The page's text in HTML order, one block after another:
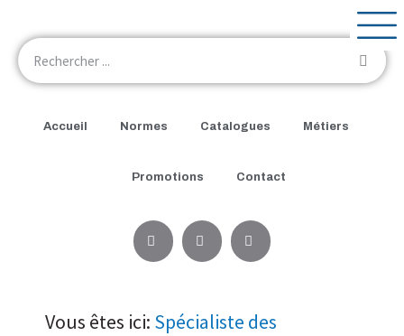
Accueil Normes Catalogues Métiers
Promotions Contact
Vous êtes ici: Spécialiste des